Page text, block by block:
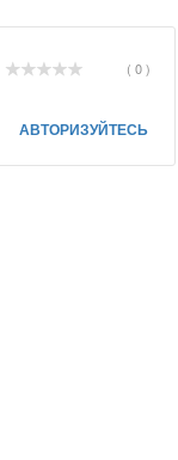
( 0 )
АВТОРИЗУЙТЕСЬ